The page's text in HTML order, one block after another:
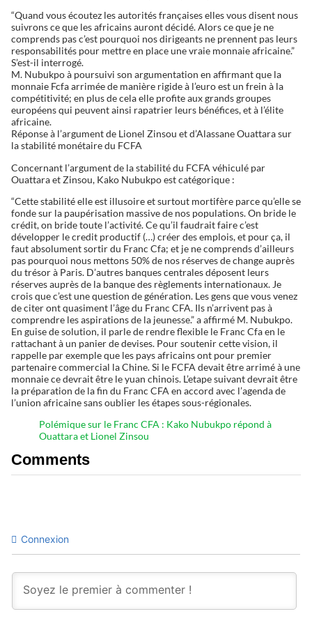
“Quand vous écoutez les autorités françaises elles vous disent nous
suivrons ce que les africains auront décidé. Alors ce que je ne
comprends pas c’est pourquoi nos dirigeants ne prennent pas leurs
responsabilités pour mettre en place une vraie monnaie africaine.”
S’est-il interrogé.
M. Nubukpo à poursuivi son argumentation en affirmant que la
monnaie Fcfa arrimée de manière rigide à l’euro est un frein à la
compétitivité; en plus de cela elle profite aux grands groupes
européens qui peuvent ainsi rapatrier leurs bénéfices, et à l’élite
africaine.
Réponse à l’argument de Lionel Zinsou et d’Alassane Ouattara sur
la stabilité monétaire du FCFA
Concernant l’argument de la stabilité du FCFA véhiculé par
Ouattara et Zinsou, Kako Nubukpo est catégorique :
“Cette stabilité elle est illusoire et surtout mortifère parce qu’elle se
fonde sur la paupérisation massive de nos populations. On bride le
crédit, on bride toute l’activité. Ce qu’il faudrait faire c’est
développer le credit productif (…) créer des emplois, et pour ça, il
faut absolument sortir du Franc Cfa; et je ne comprends d’ailleurs
pas pourquoi nous mettons 50% de nos réserves de change auprès
du trésor à Paris. D’autres banques centrales déposent leurs
réserves auprès de la banque des règlements internationaux. Je
crois que c’est une question de génération. Les gens que vous venez
de citer ont quasiment l’âge du Franc CFA. Ils n’arrivent pas à
comprendre les aspirations de la jeunesse.” a affirmé M. Nubukpo.
En guise de solution, il parle de rendre flexible le Franc Cfa en le
rattachant à un panier de devises. Pour soutenir cette vision, il
rappelle par exemple que les pays africains ont pour premier
partenaire commercial la Chine. Si le FCFA devait être arrimé à une
monnaie ce devrait être le yuan chinois. L’etape suivant devrait être
la préparation de la fin du Franc CFA en accord avec l’agenda de
l’union africaine sans oublier les étapes sous-régionales.
Polémique sur le Franc CFA : Kako Nubukpo répond à
Ouattara et Lionel Zinsou
Comments
Connexion